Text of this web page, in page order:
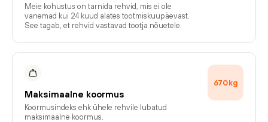
Meie kohustus on tarnida rehvid, mis ei ole
vanemad kui 24 kuud alates tootmiskuupäevast.
See tagab, et rehvid vastavad tootja nõuetele.
Maksimaalne koormus
Koormusindeks ehk ühele rehvile lubatud
maksimaalne koormus.
670kg